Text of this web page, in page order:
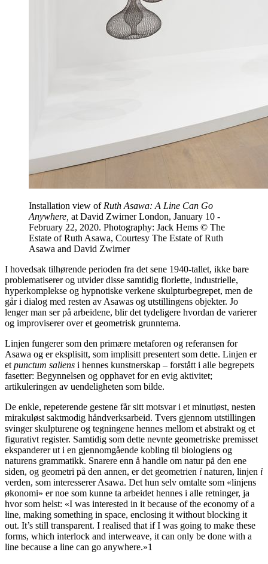
Installation view of Ruth Asawa: A Line Can Go
Anywhere, at David Zwirner London, January 10 -
February 22, 2020. Photography: Jack Hems © The
Estate of Ruth Asawa, Courtesy The Estate of Ruth
Asawa and David Zwirner
I hovedsak tilhørende perioden fra det sene 1940-tallet, ikke bare
problematiserer og utvider disse samtidig florlette, industrielle,
hyperkomplekse og hypnotiske verkene skulpturbegrepet, men de
går i dialog med resten av Asawas og utstillingens objekter. Jo
lenger man ser på arbeidene, blir det tydeligere hvordan de varierer
og improviserer over et geometrisk grunntema.
Linjen fungerer som den primære metaforen og referansen for
Asawa og er eksplisitt, som implisitt presentert som dette. Linjen er
et punctum saliens i hennes kunstnerskap – forstått i alle begrepets
fasetter: Begynnelsen og opphavet for en evig aktivitet;
artikuleringen av uendeligheten som bilde.
De enkle, repeterende gestene får sitt motsvar i et minutiøst, nesten
mirakuløst saktmodig håndverksarbeid. Tvers gjennom utstillingen
svinger skulpturene og tegningene hennes mellom et abstrakt og et
figurativt register. Samtidig som dette nevnte geometriske premisset
ekspanderer ut i en gjennomgående kobling til biologiens og
naturens grammatikk. Snarere enn å handle om natur på den ene
siden, og geometri på den annen, er det geometrien i naturen, linjen i
verden, som interesserer Asawa. Det hun selv omtalte som «linjens
økonomi» er noe som kunne ta arbeidet hennes i alle retninger, ja
hvor som helst: «I was interested in it because of the economy of a
line, making something in space, enclosing it without blocking it
out. It’s still transparent. I realised that if I was going to make these
forms, which interlock and interweave, it can only be done with a
line because a line can go anywhere.»1